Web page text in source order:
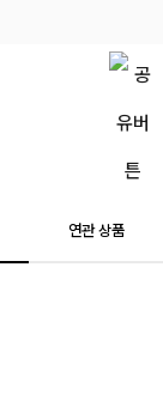
연관 상품